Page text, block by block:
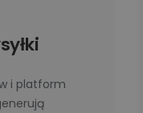
i platform